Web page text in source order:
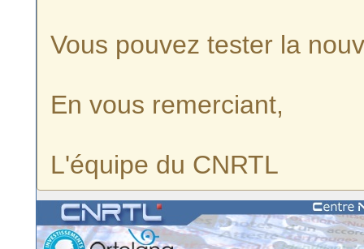
Vous pouvez tester la
En vous remerciant,
L'équipe du CNRTL